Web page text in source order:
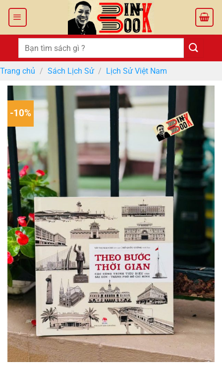
Tìm
kiếm:
Trang chủ / Sách Lịch Sử / Lịch Sử Việt Nam
-10%